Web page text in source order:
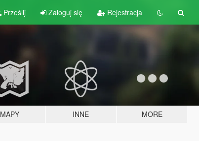
Prześlij Zaloguj się Rejestracja
MAPY INNE MORE